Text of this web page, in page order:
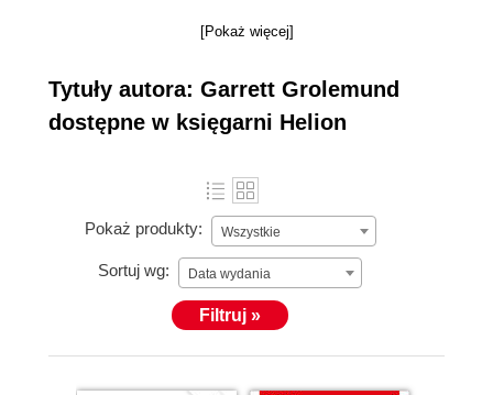
[Pokaż więcej]
Tytuły autora: Garrett Grolemund
dostępne w księgarni Helion
Pokaż produkty: Wszystkie
Sortuj wg: Data wydania
Filtruj »